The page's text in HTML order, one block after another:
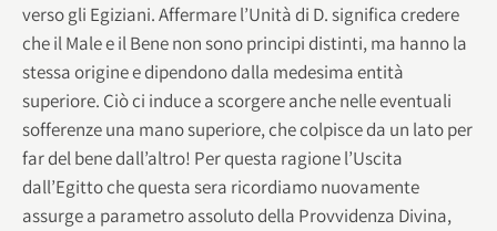
verso gli Egiziani. Affermare l’Unità di D. significa credere
che il Male e il Bene non sono principi distinti, ma hanno la
stessa origine e dipendono dalla medesima entità
superiore. Ciò ci induce a scorgere anche nelle eventuali
sofferenze una mano superiore, che colpisce da un lato per
far del bene dall’altro! Per questa ragione l’Uscita
dall’Egitto che questa sera ricordiamo nuovamente
assurge a parametro assoluto della Provvidenza Divina,